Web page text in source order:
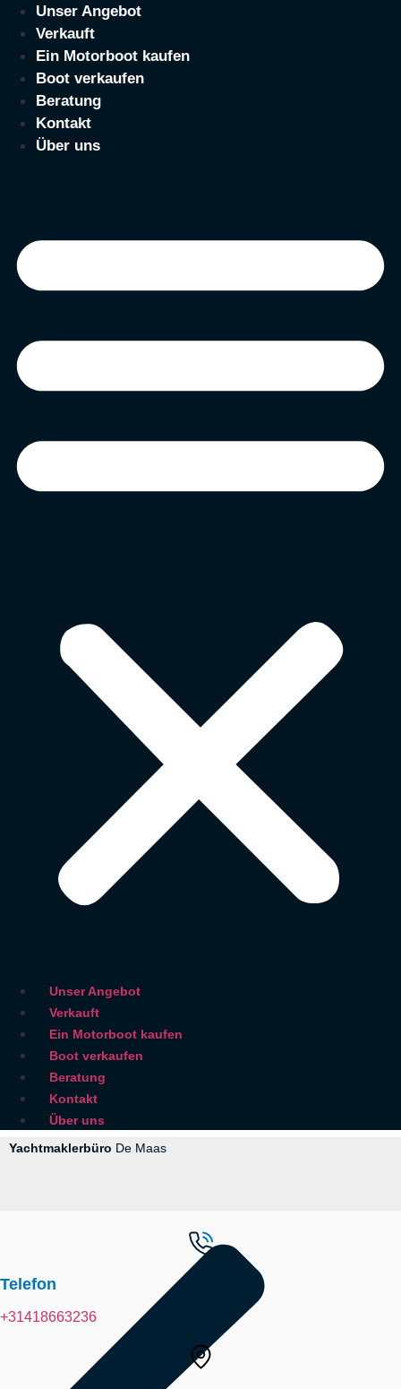
Zum
Inhalt
springen
Unser Angebot
Verkauft
Ein Motorboot kaufen
Boot verkaufen
Beratung
Kontakt
Über uns
Unser Angebot
Verkauft
Ein Motorboot kaufen
Boot verkaufen
Beratung
Kontakt
Über uns
Yachtmaklerbüro De Maas
Telefon
+31418663236